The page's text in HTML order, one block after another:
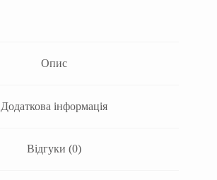
Опис
Додаткова інформація
Відгуки (0)